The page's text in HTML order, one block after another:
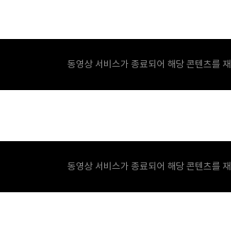
동영상 서비스가 종료되어 해당 콘텐츠를
동영상 서비스가 종료되어 해당 콘텐츠를